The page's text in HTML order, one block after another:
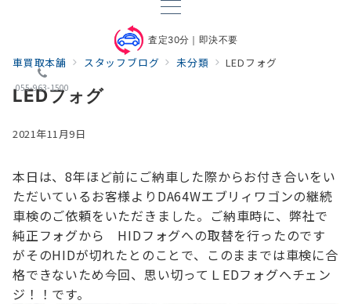
査定30分｜即決不要
055-963-1500
車買取本舗 スタッフブログ 未分類 LEDフォグ
LEDフォグ
2021年11月9日
本日は、8年ほど前にご納車した際からお付き合いをい
ただいているお客様より DA64Wエブリィワゴンの継続
車検のご依頼をいただきました。 ご納車時に、弊社で
純正フォグから HIDフォグへの取替を行ったのです
がそのHIDが切れたとのことで、このままでは車検に合
格できないため今回、思い切ってＬEDフォグへチェン
ジ！！です。